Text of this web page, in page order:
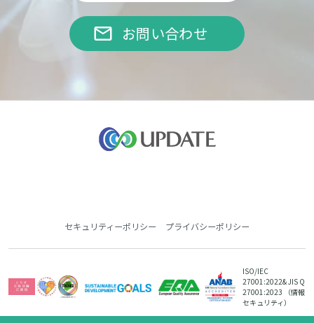
email お問い合わせ
セキュリティーポリシー プライバシーポリシー
ISO/IEC
27001:2022& JIS Q
27001:2023
（情報
セキュリティ）